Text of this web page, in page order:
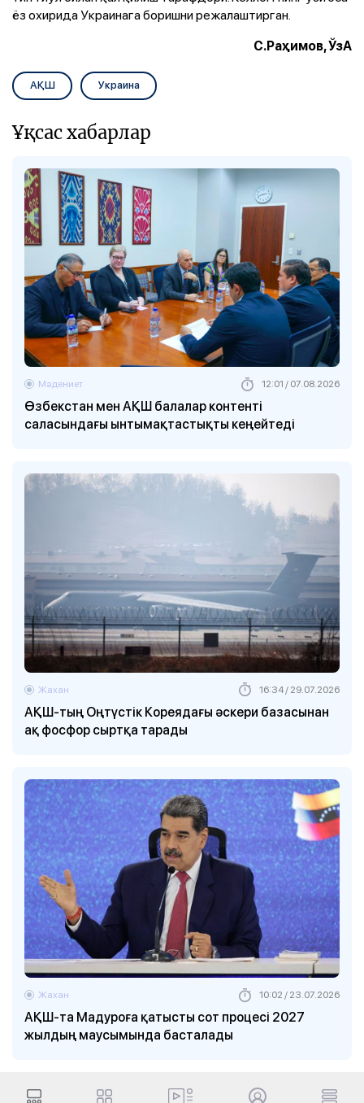
ёз охирида Украинага боришни режалаштирган.
С.Раҳимов, ЎзА
АҚШ Украина
Ұқсас хабарлар
Өзбекстан мен АҚШ балалар контенті
саласындағы ынтымақтастықты кеңейтеді
Мәдениет 12:01 / 07.08.2026
АҚШ-тың Оңтүстік Кореядағы әскери базасынан
ақ фосфор сыртқа тарады
Жахан 16:34 / 29.07.2026
АҚШ-та Мадуроға қатысты сот процесі 2027
жылдың маусымында басталады
Жахан 10:02 / 23.07.2026